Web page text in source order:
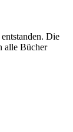
Die
alle Bücher